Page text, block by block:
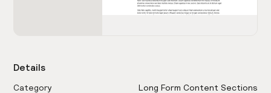
Details
Category
Long Form Content Sections